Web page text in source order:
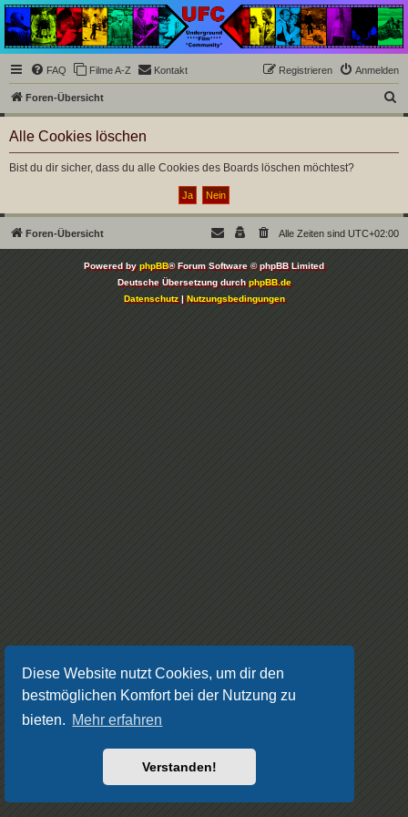
Diese Website nutzt Cookies, um dir den
bestmöglichen Komfort bei der Nutzung zu
bieten. Mehr erfahren
Verstanden!
Underground Film
Community
Die Underground Film Community ist ein deutschsprachiges Filmforum und ein Paradies
für Cineasten und Filmsüchtige jenseits des Mainstreams.
FAQ Filme A-Z Kontakt Anmelden
Registrieren
Foren-Übersicht
u
Alle Cookies löschen
Bist du dir sicher, dass du alle Cookies des Boards löschen möchtest?
Foren-Übersicht Alle Zeiten sind UTC+02:00
Powered byphpBB® Forum Software © phpBB Limited
Deutsche Übersetzung durchphpBB.de
Datenschutz|Nutzungsbedingungen